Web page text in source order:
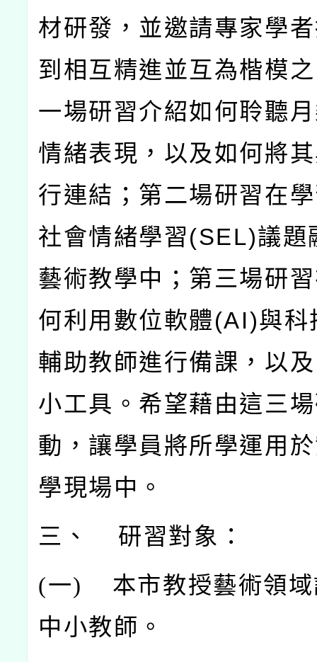
材研發，並邀請專家學
到相互精進並互為楷模
一場研習介紹如何聆聽
情緒表現，以及如何將
行連結；第二場研習在
社會情緒學習(SEL)議題
藝術教學中；第三場研
何利用數位軟體(AI)與科
輔助教師進行備課，以
小工具。希望藉由這三
動，讓學員將所學運用
學現場中。
三、 研習對象：
(一) 本市教授藝術領
中小教師。